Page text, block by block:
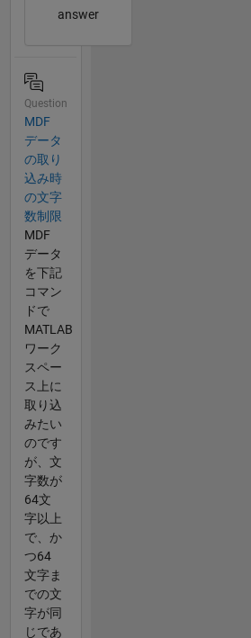
answer
Question
MDF
データ
の取り
込み時
の文字
数制限
MDF
データ
を下記
コマン
ドで
MATLAB
ワーク
スペー
ス上に
取り込
みたい
のです
が、文
字数が
64文
字以上
で、か
つ64
文字ま
での文
字が同
じであ